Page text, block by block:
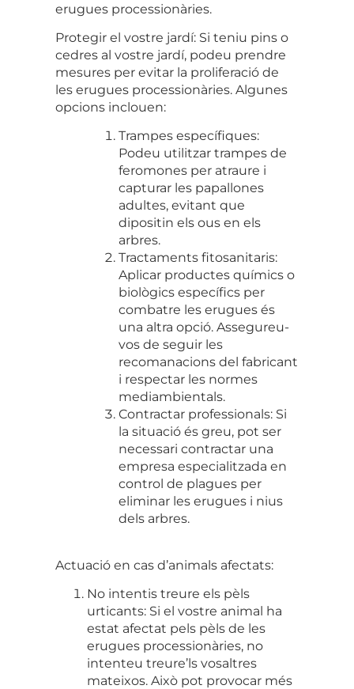
erugues processionàries.
Protegir el vostre jardí: Si teniu pins o
cedres al vostre jardí, podeu prendre
mesures per evitar la proliferació de
les erugues processionàries. Algunes
opcions inclouen:
Trampes específiques:
Podeu utilitzar trampes de
feromones per atraure i
capturar les papallones
adultes, evitant que
dipositin els ous en els
arbres.
Tractaments fitosanitaris:
Aplicar productes químics o
biològics específics per
combatre les erugues és
una altra opció. Assegureu-
vos de seguir les
recomanacions del fabricant
i respectar les normes
mediambientals.
Contractar professionals: Si
la situació és greu, pot ser
necessari contractar una
empresa especialitzada en
control de plagues per
eliminar les erugues i nius
dels arbres.
Actuació en cas d’animals afectats:
No intentis treure els pèls
urticants: Si el vostre animal ha
estat afectat pels pèls de les
erugues processionàries, no
intenteu treure’ls vosaltres
mateixos. Això pot provocar més